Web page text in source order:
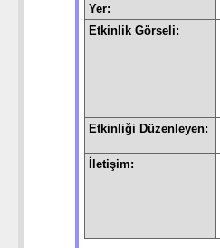
Yer:
Etkinlik Görseli:
Etkinliği Düzenleyen:
İletişim: